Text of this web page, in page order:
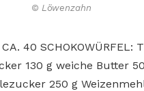
© Löwenzahn
40 SCHOKOWÜRFEL:
130 g weiche Butter
250 g